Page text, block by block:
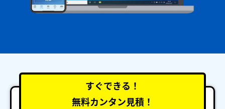
すぐできる！
無料カンタン見積！